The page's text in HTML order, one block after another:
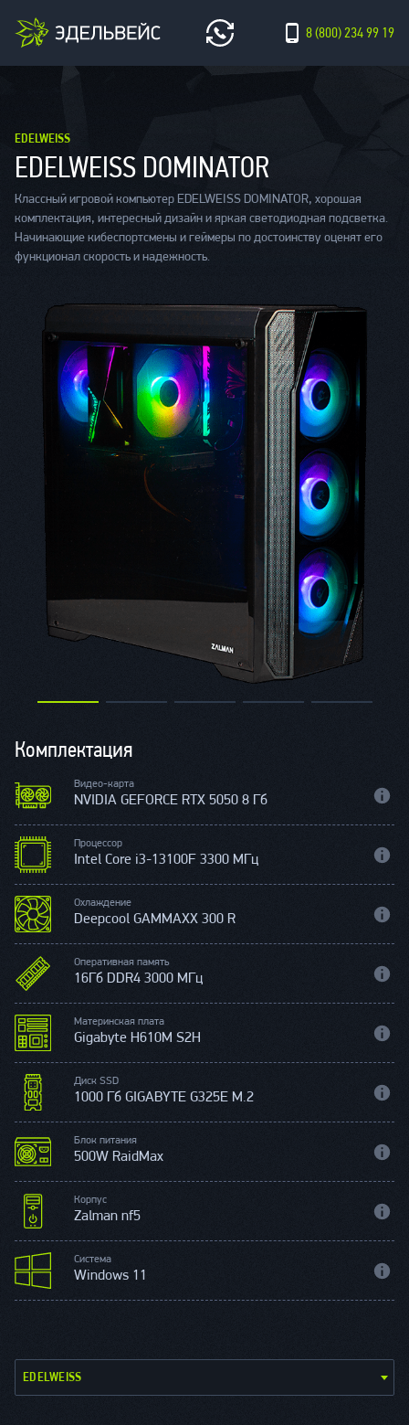
8 (800) 234 99 19
EDELWEISS
EDELWEISS DOMINATOR
Классный игровой компьютер EDELWEISS DOMINATOR, хорошая
комплектация, интересный дизайн и яркая светодиодная подсветка.
Начинающие кибеспортсмены и геймеры по достоинству оценят его
функционал скорость и надежность.
Комплектация
Видео-карта
NVIDIA GEFORCE RTX 5050 8 Гб
Процессор
Intel Core i3-13100F 3300 МГц
Охлаждение
Deepcool GAMMAXX 300 R
Оперативная память
16Гб DDR4 3000 МГц
Материнская плата
Gigabyte H610M S2H
Диск SSD
1000 Гб GIGABYTE G325E M.2
Блок питания
500W RaidMax
Корпус
Zalman nf5
Система
Windows 11
EDELWEISS